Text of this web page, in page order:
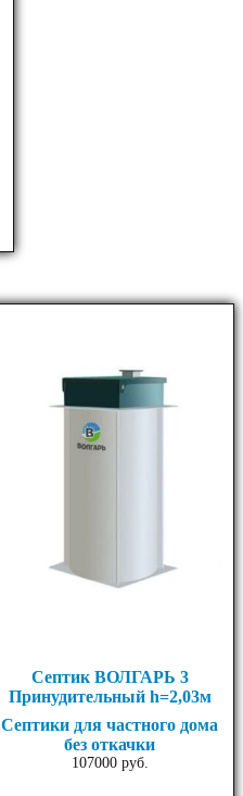
Септик ВОЛГАРЬ 3
Принудительный h=2,03м
Септики для частного дома
без откачки
107000руб.